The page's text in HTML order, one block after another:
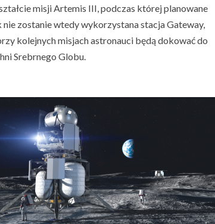
misji Artemis III, podczas której planowane
zostanie wtedy wykorzystana stacja Gateway,
kolejnych misjach astronauci będą dokować do
Srebrnego Globu.